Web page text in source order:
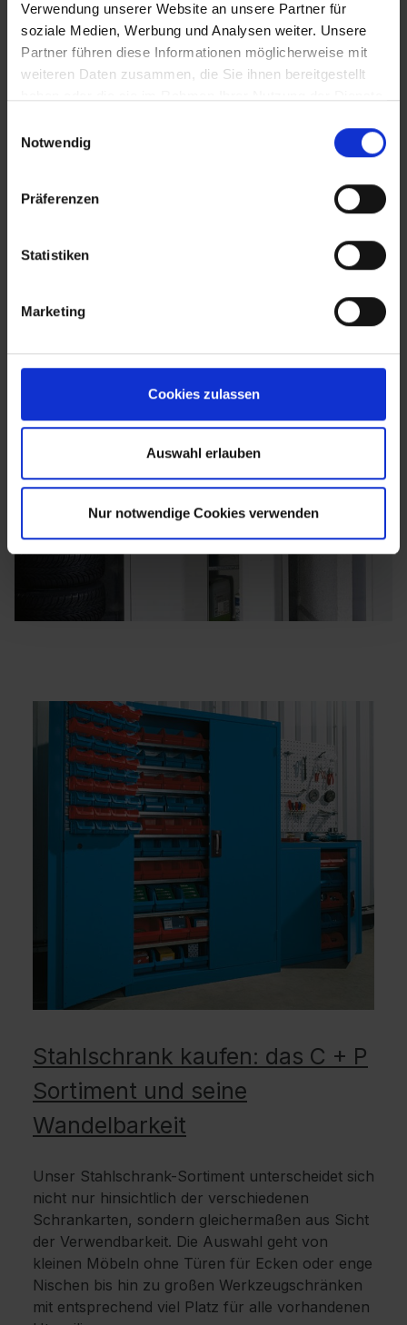
Verwendung unserer Website an unsere Partner für
soziale Medien, Werbung und Analysen weiter. Unsere
Partner führen diese Informationen möglicherweise mit
weiteren Daten zusammen, die Sie ihnen bereitgestellt
Notwendig
Präferenzen
Statistiken
Marketing
Cookies zulassen
Auswahl erlauben
Nur notwendige Cookies verwenden
Stahlschrank kaufen: das C + P
Sortiment und seine
Wandelbarkeit
Unser Stahlschrank-Sortiment unterscheidet sich
nicht nur hinsichtlich der verschiedenen
Schrankarten, sondern gleichermaßen aus Sicht
der Verwendbarkeit. Die Auswahl geht von
kleinen Möbeln ohne Türen für Ecken oder enge
Nischen bis hin zu großen Werkzeugschränken
mit entsprechend viel Platz für alle vorhandenen